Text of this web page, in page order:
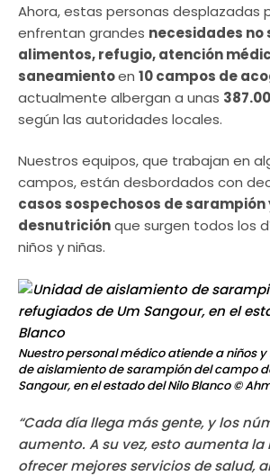
Ahora, estas personas desplazadas
enfrentan grandes necesidades
alimentos, refugio, atención
saneamientoen 10 campos de
actualmente albergan a unas
según las autoridades locales.
Nuestros equipos, que trabajan en
campos, están desbordados con
casos sospechosos de sarampión
desnutriciónque surgen todos los
niños y niñas.
Nuestro personal médico atiende a niños
de aislamiento de sarampión del campo
Sangour, en el estado del Nilo Blanco©
“Cada día llega más gente, y los
aumento. A su vez, esto aumenta la
ofrecer mejores servicios de salud,